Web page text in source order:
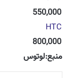
550,000
HTC
800,000
منبع:لوتوس